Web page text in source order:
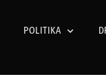
POLITIKA